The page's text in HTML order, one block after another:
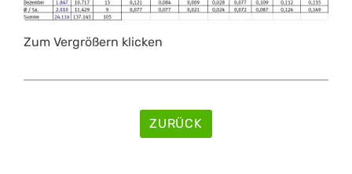
Zum Vergrößern klicken
ZURÜCK